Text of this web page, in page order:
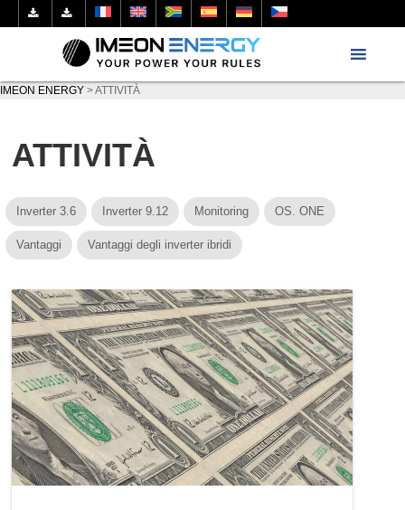
IMEON ENERGY >ATTIVITÀ
ATTIVITÀ
Inverter 3.6 Inverter 9.12 Monitoring OS. ONE
Vantaggi Vantaggi degli inverter ibridi